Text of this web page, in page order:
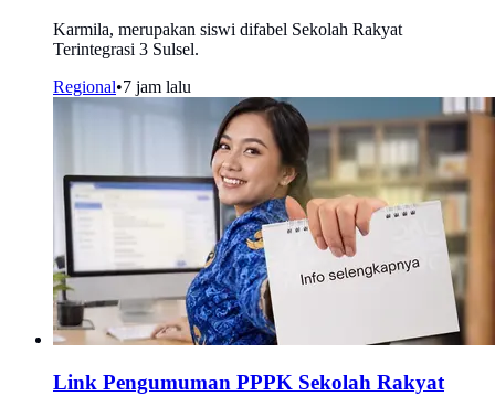
Karmila, merupakan siswi difabel Sekolah Rakyat
Terintegrasi 3 Sulsel.
Regional•7 jam lalu
Link Pengumuman PPPK Sekolah Rakyat